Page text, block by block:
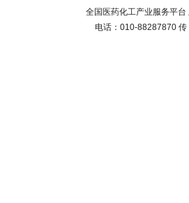
全国医药化工产业服务平
电话：010-88287870